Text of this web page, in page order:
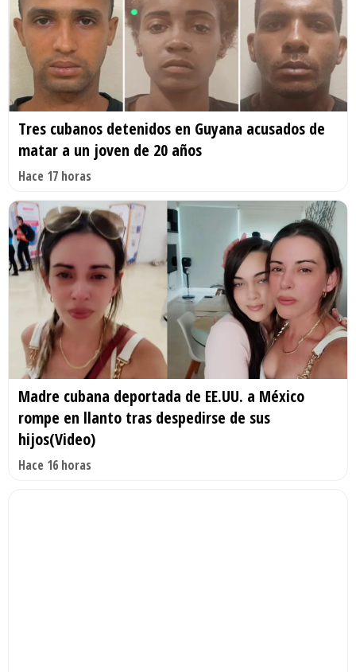
Tres cubanos detenidos en Guyana acusados de
matar a un joven de 20 años
Hace 17 horas
Madre cubana deportada de EE.UU. a México
rompe en llanto tras despedirse de sus
hijos(Video)
Hace 16 horas